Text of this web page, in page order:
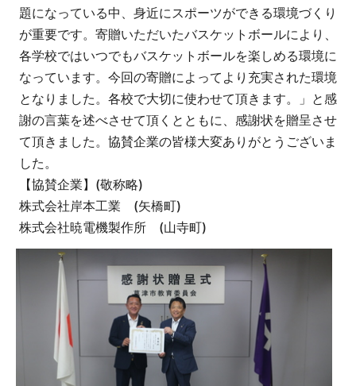
題になっている中、身近にスポーツができる環境づくり
が重要です。寄贈いただいたバスケットボールにより、
各学校ではいつでもバスケットボールを楽しめる環境に
なっています。今回の寄贈によってより充実された環境
となりました。各校で大切に使わせて頂きます。」と感
謝の言葉を述べさせて頂くとともに、感謝状を贈呈させ
て頂きました。協賛企業の皆様大変ありがとうございま
した。
【協賛企業】(敬称略)
株式会社岸本工業 (矢橋町)
株式会社暁電機製作所 (山寺町)